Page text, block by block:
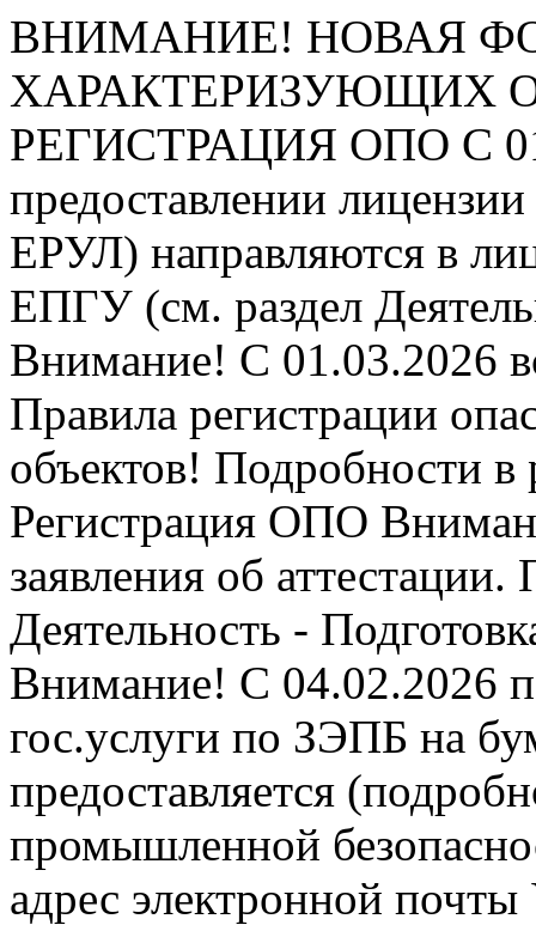
ВНИМАНИЕ! НОВАЯ
ХАРАКТЕРИЗУЮЩИХ
РЕГИСТРАЦИЯ ОПО С
предоставлении
ЕРУЛ) направляются в
ЕПГУ (см. раздел
Внимание! С 01.03.2026
Правила регистрации
объектов! Подробности в
Регистрация ОПО
заявления об
Деятельность -
Внимание! С 04.02.2026
гос.услуги по ЗЭПБ на
предоставляется
промышленной
адрес электронной